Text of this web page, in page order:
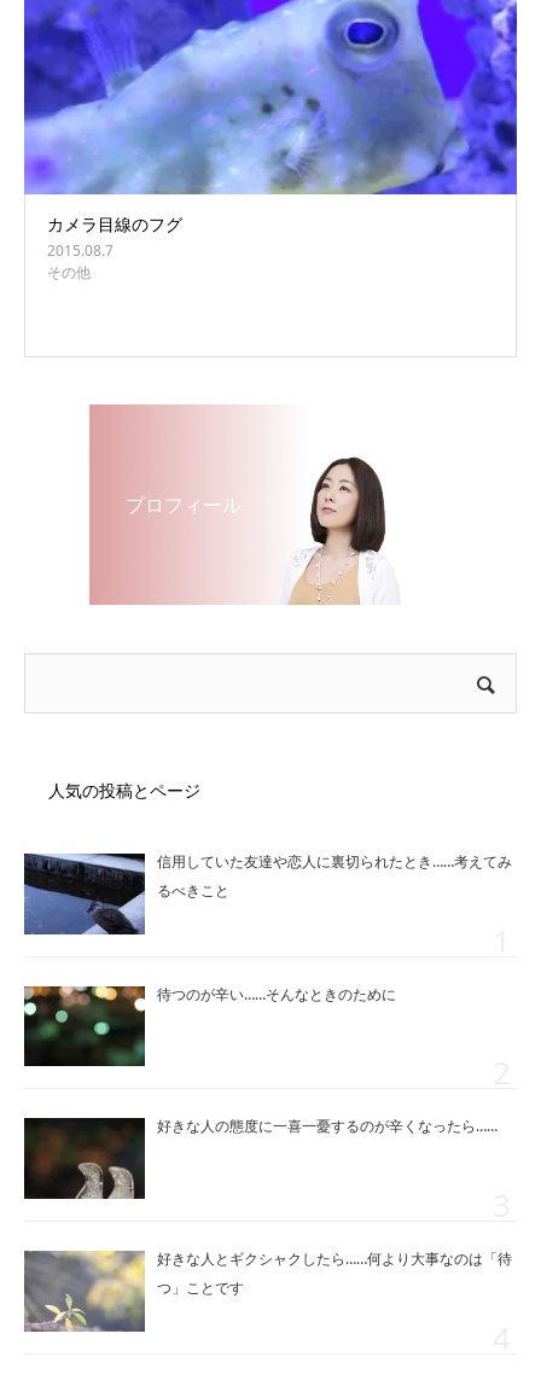
カメラ目線のフグ
2015.08.7
その他
プロフィール
人気の投稿とページ
信用していた友達や恋人に裏切られたとき……考えてみ
るべきこと
待つのが辛い……そんなときのために
好きな人の態度に一喜一憂するのが辛くなったら……
好きな人とギクシャクしたら……何より大事なのは「待
つ」ことです